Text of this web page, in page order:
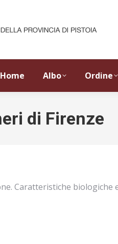
Home Albo Ordine
di Firenze
Caratteristiche